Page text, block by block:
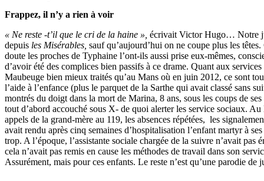
Frappez, il n’y a rien à voir
« Ne reste -t’il que le cri de la haine », écrivait Victor Hugo… Notre
depuis les Misérables, sauf qu’aujourd’hui on ne coupe plus les
doute les proches de Typhaine l’ont-ils aussi prise eux-mêmes,
d’avoir été des complices bien passifs à ce drame. Quant aux
Maubeuge bien mieux traités qu’au Mans où en juin 2012, ce sont
l’aide à l’enfance (plus le parquet de la Sarthe qui avait classé sans
montrés du doigt dans la mort de Marina, 8 ans, sous les coups de
tout d’abord accouché sous X- de quoi alerter les service sociaux.
appels de la grand-mère au 119, les absences répétées, les
avait rendu après cinq semaines d’hospitalisation l’enfant martyr à
trop. A l’époque, l’assistante sociale chargée de la suivre n’avait pas
cela n’avait pas remis en cause les méthodes de travail dans son
Assurément, mais pour ces enfants. Le reste n’est qu’une parodie de